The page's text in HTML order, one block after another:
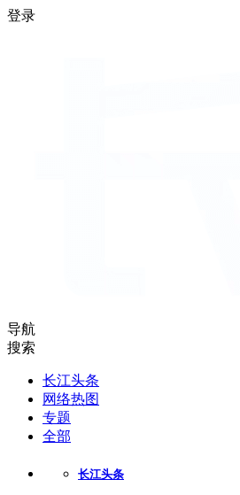
登录
导航
搜索
长江头条
网络热图
专题
全部
长江头条